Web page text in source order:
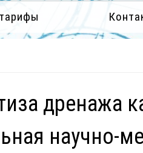
дренажа
научно-